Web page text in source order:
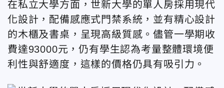
在私立大學方面，世新大學的單人房採用現代
化設計，配備感應式門禁系統，並有精心設計
的木櫃及書桌，呈現高級質感。儘管一學期 收
費達93000元，仍有學生認為考量整體環境便
利性與舒適度，這樣的價格仍具有吸引力。